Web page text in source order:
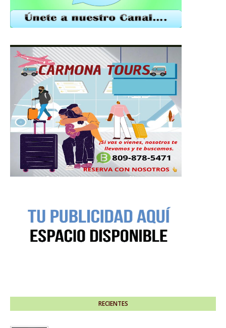
RECIENTES